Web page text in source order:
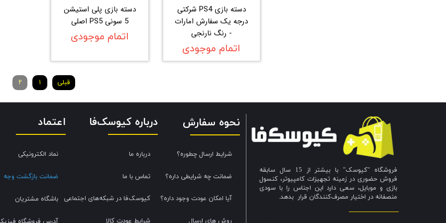
دسته بازی PS4 شرکتی
درجه یک سفارش امارات
- رنگ نارنجی
اتمام موجودی
دسته بازی پلی استیشن
5 سونی PS5 اصلی
اتمام موجودی
قبلی ۱ ۲
فروشگاه "کیوسک" با بیشتر از 15 سال سابقه
فروش حضوری در زمینه تجهیزات کامپیوتر، کنسول
بازی و موبایل، سعی دارد این اجناس را با سودی
منصفانه در اختیار مصرف‌کنندگان قرار بدهد.
نحوه سفارش
شرایط ارسال چطوره؟
ضمانت چه شرایطی داره؟
آیا امکان عودت وجود داره؟
روش های ارسال
اعتماد
نماد الکترونیکی
ضمانت بازگشت وجه
باشگاه مشتریان
درباره کیوسک‌فا
درباره ما
تماس با ما
کیوسک‌فا در شبکه‌های اجتماعی
شرایط عودت کالا